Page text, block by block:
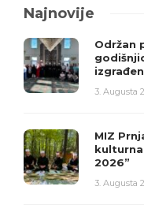
Najnovije
Održan
3. Augusta
MIZ
2026”
3. Augusta